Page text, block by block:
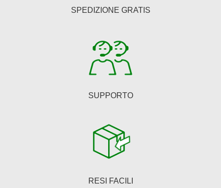
pagina
prodotto
SPEDIZIONE GRATIS
SUPPORTO
RESI FACILI